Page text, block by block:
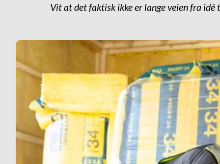
Vit at det faktisk ikke er lange veien fra idé